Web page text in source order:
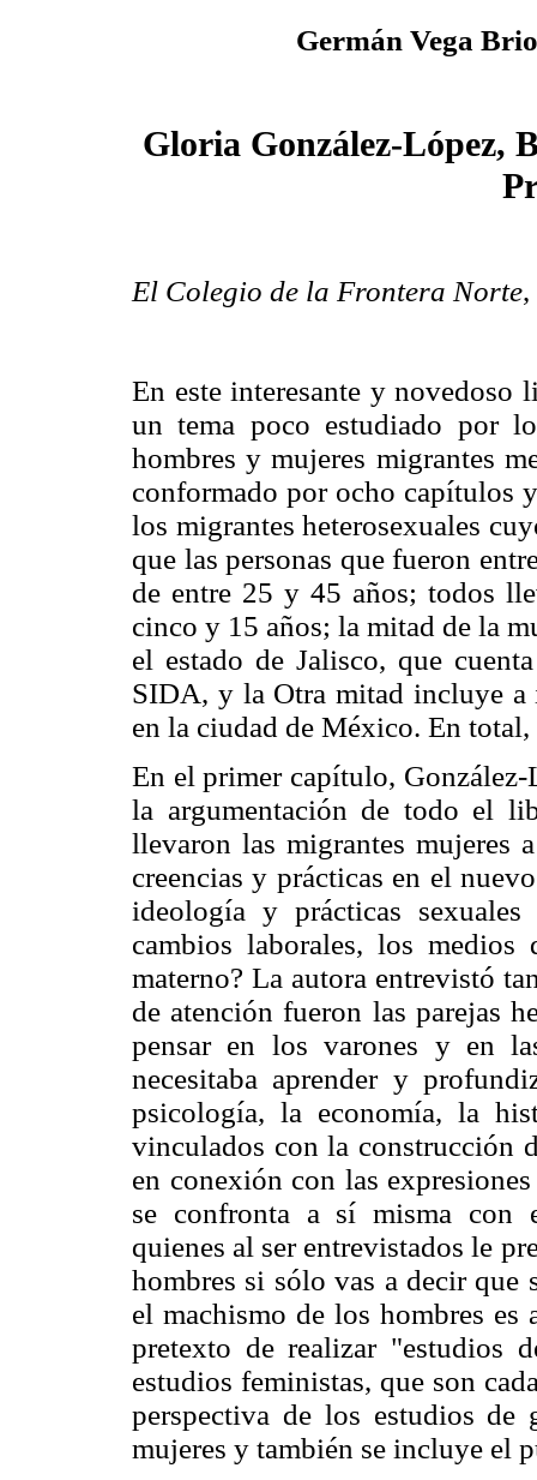
Germán Vega
Gloria González-López,
El Colegio de la Frontera Norte
En este interesante y novedoso
un tema poco estudiado por
hombres y mujeres migrantes
conformado por ocho capítulos
los migrantes heterosexuales
que las personas que fueron
de entre 25 y 45 años; todos
cinco y 15 años; la mitad de la
el estado de Jalisco, que
SIDA, y la Otra mitad incluye
en la ciudad de México. En
En el primer capítulo, González-
la argumentación de todo el
llevaron las migrantes mujeres
creencias y prácticas en el
ideología y prácticas
cambios laborales, los
materno? La autora entrevistó
de atención fueron las parejas
pensar en los varones y en
necesitaba aprender y
psicología, la economía, la
vinculados con la construcción
en conexión con las
se confronta a sí misma con
quienes al ser entrevistados le
hombres si sólo vas a decir que
el machismo de los hombres
pretexto de realizar "estudios
estudios feministas, que son
perspectiva de los estudios de
mujeres y también se incluye el